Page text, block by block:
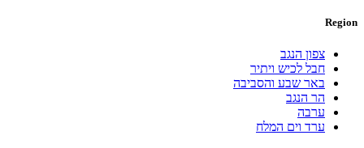
Region
צפון הנגב
חבל לכיש ויתיר
באר שבע והסביבה
הר הנגב
ערבה
ערד וים המלח